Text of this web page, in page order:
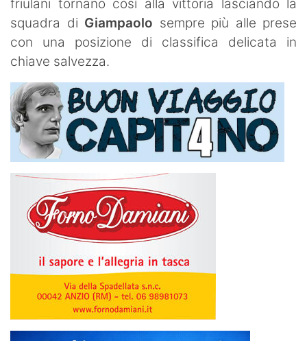
friulani tornano così alla vittoria lasciando la
squadra di Giampaolo sempre più alle prese
con una posizione di classifica delicata in
chiave salvezza.